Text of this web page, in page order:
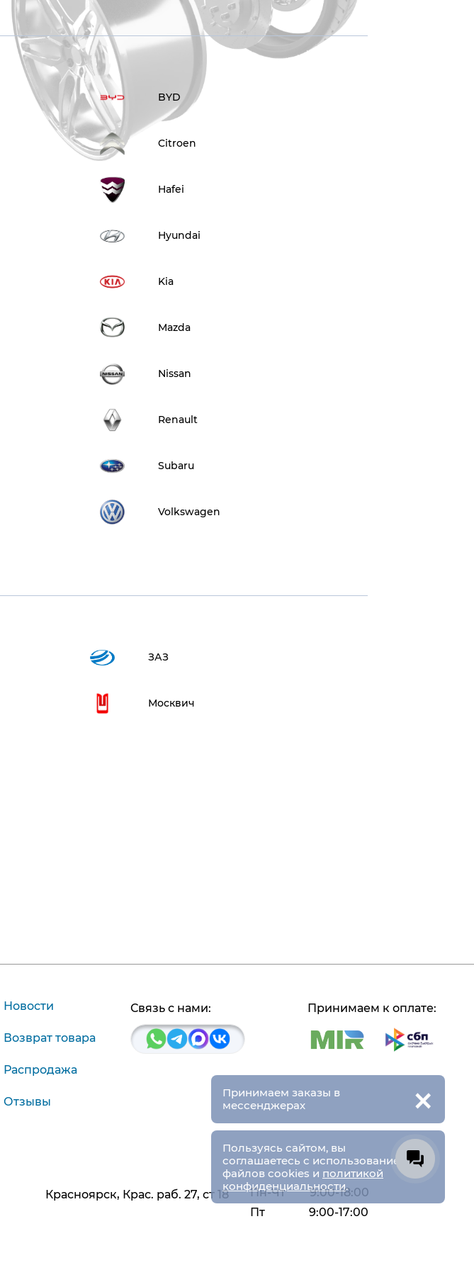
BYD
Citroen
Hafei
Hyundai
Kia
Mazda
Nissan
Renault
Subaru
Volkswagen
ЗАЗ
Москвич
Новости
Возврат товара
Распродажа
Отзывы
Связь с нами: Принимаем к оплате:
Красноярск, Крас. раб. 27, ст 18 Пн-Чт
9:00-18:00
Пт
9:00-17:00
Пользуясь сайтом, вы
соглашаетесь с использованием
файлов cookies и политикой
конфиденциальности.
×
Принимаем заказы в
мессенджерах
×